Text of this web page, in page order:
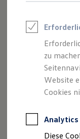
Leasing
Kfz-
Fokus,
Werte
zu
Website
Cookies
Analytics
Diese